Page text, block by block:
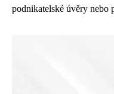
podnikatelské úvěry nebo